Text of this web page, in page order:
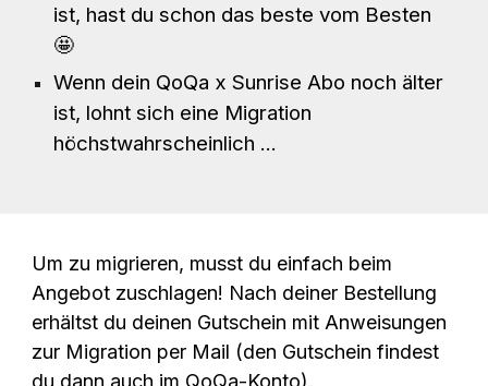
ist, hast du schon das beste vom Besten
🤩
Wenn dein QoQa x Sunrise Abo noch älter
ist, lohnt sich eine Migration
höchstwahrscheinlich ...
Um zu migrieren, musst du einfach beim
Angebot zuschlagen! Nach deiner Bestellung
erhältst du deinen Gutschein mit Anweisungen
zur Migration per Mail (den Gutschein findest
du dann auch im QoQa-Konto).